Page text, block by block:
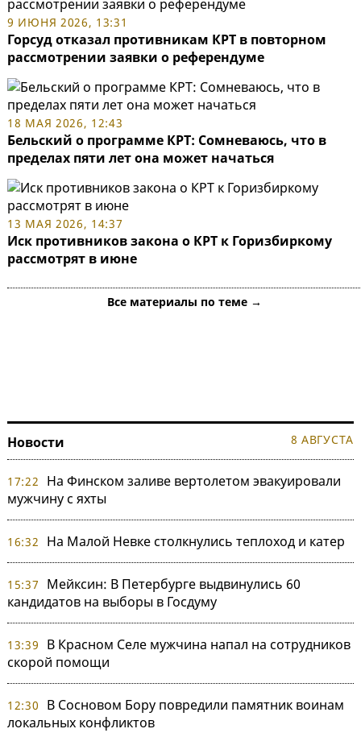
9 ИЮНЯ 2026, 13:31
Горсуд отказал противникам КРТ в повторном
рассмотрении заявки о референдуме
18 МАЯ 2026, 12:43
Бельский о программе КРТ: Сомневаюсь, что в
пределах пяти лет она может начаться
13 МАЯ 2026, 14:37
Иск противников закона о КРТ к Горизбиркому
рассмотрят в июне
Все материалы по теме →
Новости 8 АВГУСТА
17:22
На Финском заливе вертолетом эвакуировали
мужчину с яхты
16:32 На Малой Невке столкнулись теплоход и катер
15:37
Мейксин: В Петербурге выдвинулись 60
кандидатов на выборы в Госдуму
13:39
В Красном Селе мужчина напал на сотрудников
скорой помощи
12:30
В Сосновом Бору повредили памятник воинам
локальных конфликтов